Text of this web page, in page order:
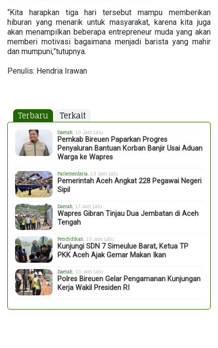
“Kita harapkan tiga hari tersebut mampu memberikan
hiburan yang menarik untuk masyarakat, karena kita juga
akan menampilkan beberapa entrepreneur muda yang akan
memberi motivasi bagaimana menjadi barista yang mahir
dan mumpuni,”tutupnya.
Penulis: Hendria Irawan
Terbaru Terkait
Daerah , 10 Jam Lalu
Pemkab Bireuen Paparkan Progres
Penyaluran Bantuan Korban Banjir Usai Aduan
Warga ke Wapres
Parlementaria , 13 Jam Lalu
Pemerintah Aceh Angkat 228 Pegawai Negeri
Sipil
Daerah , 17 Jam Lalu
Wapres Gibran Tinjau Dua Jembatan di Aceh
Tengah
Pendidikan , 18 Jam Lalu
Kunjungi SDN 7 Simeulue Barat, Ketua TP
PKK Aceh Ajak Gemar Makan Ikan
Daerah , 18 Jam Lalu
Polres Bireuen Gelar Pengamanan Kunjungan
Kerja Wakil Presiden RI